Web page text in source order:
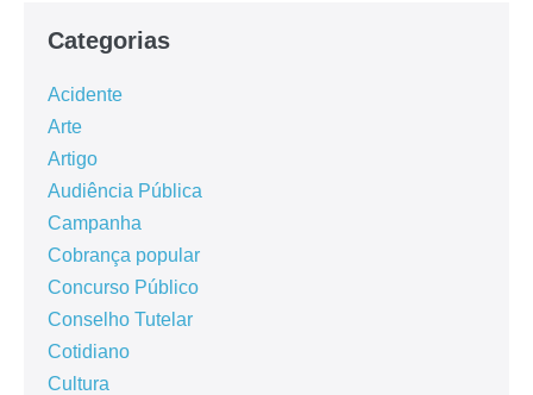
Categorias
Acidente
Arte
Artigo
Audiência Pública
Campanha
Cobrança popular
Concurso Público
Conselho Tutelar
Cotidiano
Cultura